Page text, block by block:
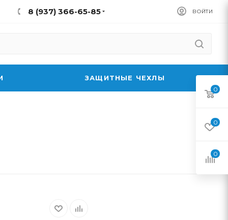
8 (937) 366-65-85 ВОЙТИ
ЗАЩИТНЫЕ ЧЕХЛЫ
0
0
0